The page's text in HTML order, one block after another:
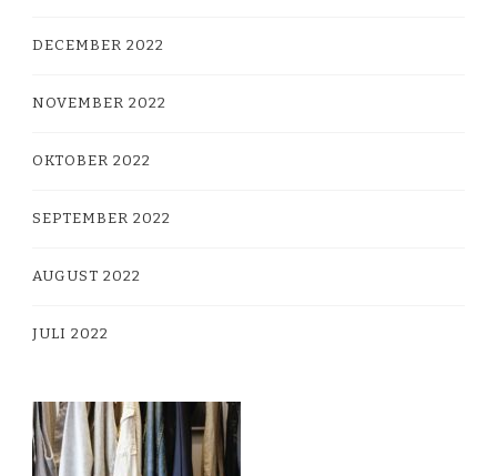
DECEMBER 2022
NOVEMBER 2022
OKTOBER 2022
SEPTEMBER 2022
AUGUST 2022
JULI 2022